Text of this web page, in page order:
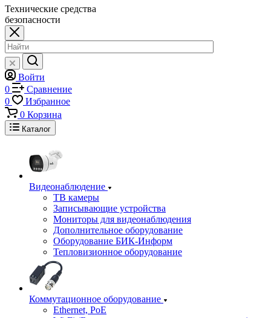
Технические средства
безопасности
Войти
0
Сравнение
0
Избранное
0 Корзина
Каталог
Видеонаблюдение
ТВ камеры
Записывающие устройства
Мониторы для видеонаблюдения
Дополнительное оборудование
Оборудование БИК-Информ
Тепловизионное оборудование
Коммутационное оборудование
Ethernet, PoE